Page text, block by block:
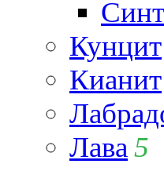
Кунцит
Кианит
Лава 5